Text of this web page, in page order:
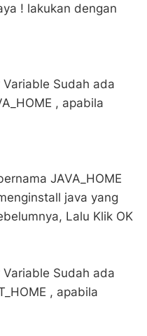
! lakukan dengan
Sudah ada
, apabila
JAVA_HOME
java yang
Lalu Klik OK
Sudah ada
, apabila